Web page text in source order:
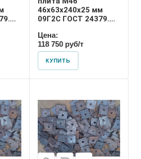
46х63х240х25 мм
09Г2С ГОСТ 24379.1-
Цена:
118 750 руб/т
КУПИТЬ